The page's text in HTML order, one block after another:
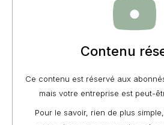
Contenu
Ce contenu est réservé aux
mais votre entreprise est peut-
Pour le savoir, rien de plus